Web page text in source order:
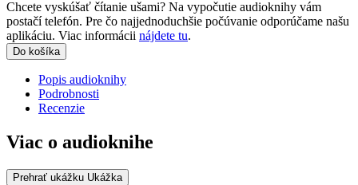
Chcete vyskúšať čítanie ušami? Na vypočutie audioknihy vám
postačí telefón. Pre čo najjednoduchšie počúvanie odporúčame našu
aplikáciu. Viac informácii nájdete tu.
Do košíka
Popis audioknihy
Podrobnosti
Recenzie
Viac o audioknihe
Prehrať ukážku Ukážka